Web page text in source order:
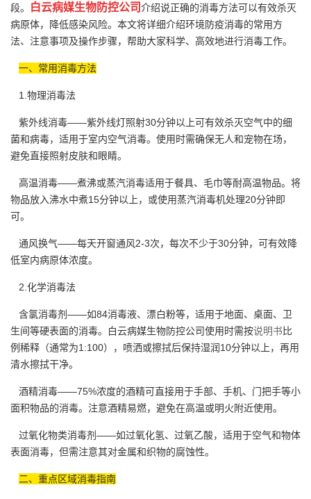
段。
白云病媒生物防控公司介绍说正确的消毒方法可以有效杀灭
病原体，降低感染风险。本文将详细介绍环境防疫消毒的常用方
法、注意事项及操作步骤，帮助大家科学、高效地进行消毒工作。
一、常用消毒方法
1.物理消毒法
紫外线消毒——紫外线灯照射30分钟以上可有效杀灭空气中的细
菌和病毒，适用于室内空气消毒。使用时需确保无人和宠物在场，
避免直接照射皮肤和眼睛。
高温消毒——煮沸或蒸汽消毒适用于餐具、毛巾等耐高温物品。将
物品放入沸水中煮15分钟以上，或使用蒸汽消毒机处理20分钟即
可。
通风换气——每天开窗通风2-3次，每次不少于30分钟，可有效降
低室内病原体浓度。
2.化学消毒法
含氯消毒剂——如84消毒液、漂白粉等，适用于地面、桌面、卫
生间等硬表面的消毒。白云病媒生物防控公司使用时需按说明书比
例稀释（通常为1:100），喷洒或擦拭后保持湿润10分钟以上，再用
清水擦拭干净。
酒精消毒——75%浓度的酒精可直接用于手部、手机、门把手等小
面积物品的消毒。注意酒精易燃，避免在高温或明火附近使用。
过氧化物类消毒剂——如过氧化氢、过氧乙酸，适用于空气和物体
表面消毒，但需注意其对金属和织物的腐蚀性。
二、重点区域消毒指南